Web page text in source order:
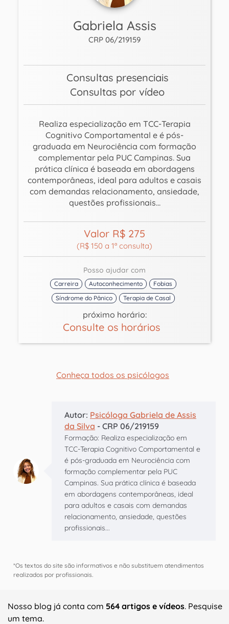
Gabriela Assis
CRP 06/219159
Consultas presenciais
Consultas por vídeo
Realiza especialização em TCC-Terapia
Cognitivo Comportamental e é pós-
graduada em Neurociência com formação
complementar pela PUC Campinas. Sua
prática clínica é baseada em abordagens
contemporâneas, ideal para adultos e casais
com demandas relacionamento, ansiedade,
questões profissionais...
Valor R$ 275
(R$ 150 a 1ª consulta)
Posso ajudar com
Carreira Autoconhecimento
Fobias
Síndrome do Pânico
Terapia de Casal
próximo horário:
Consulte os horários
Conheça todos os psicólogos
Autor: Psicóloga Gabriela de Assis
da Silva - CRP 06/219159
Formação: Realiza especialização em
TCC-Terapia Cognitivo Comportamental e
é pós-graduada em Neurociência com
formação complementar pela PUC
Campinas. Sua prática clínica é baseada
em abordagens contemporâneas, ideal
para adultos e casais com demandas
relacionamento, ansiedade, questões
profissionais...
*Os textos do site são informativos e não substituem atendimentos
realizados por profissionais.
Nosso blog já conta com 564 artigos e vídeos. Pesquise
um tema.